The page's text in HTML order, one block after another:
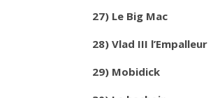
27) Le Big Mac
28) Vlad III l’Empalleur
29) Mobidick